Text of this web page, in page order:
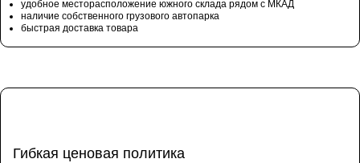
удобное месторасположение южного склада рядом с МКАД
наличие собственного грузового автопарка
быстрая доставка товара
Гибкая ценовая политика